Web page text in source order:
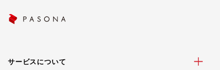
サービスについて